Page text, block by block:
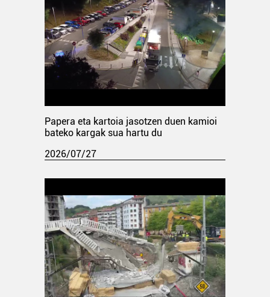
Papera eta kartoia jasotzen duen kamioi
bateko kargak sua hartu du
2026/07/27